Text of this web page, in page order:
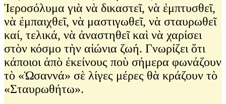
Ἰεροσόλυμα γιὰ νὰ δικαστεῖ, νὰ ἐμπτυσθεῖ,
νὰ ἐμπαιχθεῖ, νὰ μαστιγωθεῖ, νὰ σταυρωθεῖ
καί, τελικά, νὰ ἀναστηθεῖ καὶ νὰ χαρίσει
στὸν κόσμο τὴν αἰώνια ζωή. Γνωρίζει ὅτι
κάποιοι ἀπὸ ἐκείνους ποὺ σήμερα φωνάζουν
τὸ «Ὡσαννά» σὲ λίγες μέρες θὰ κράζουν τὸ
«Σταυρωθήτω».